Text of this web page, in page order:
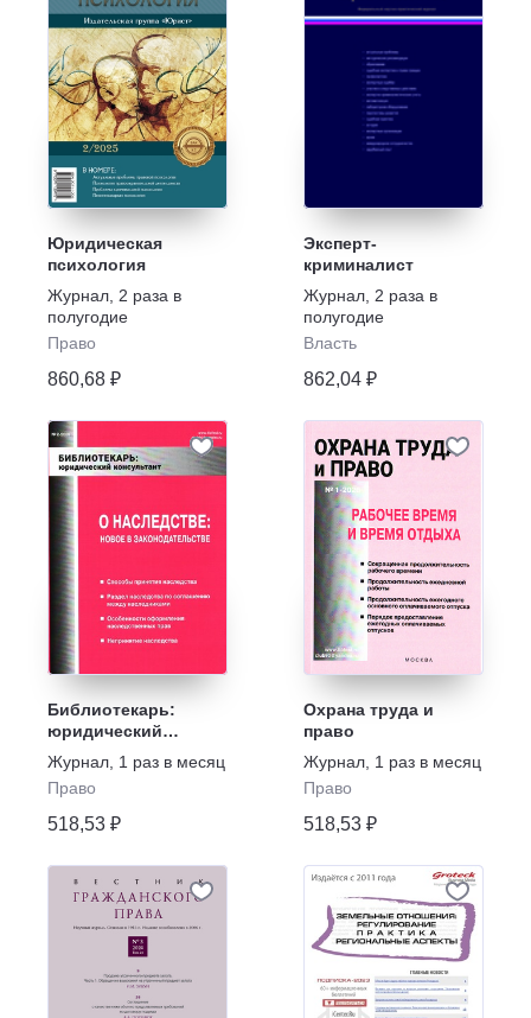
Юридическая
психология
Журнал 2 раза в
полугодие
Право
860,68 ₽
Эксперт-
криминалист
Журнал 2 раза в
полугодие
Власть
862,04 ₽
Библиотекарь:
юридический
консультант
Журнал 1 раз в месяц
Право
518,53 ₽
Охрана труда и
право
Журнал 1 раз в месяц
Право
518,53 ₽